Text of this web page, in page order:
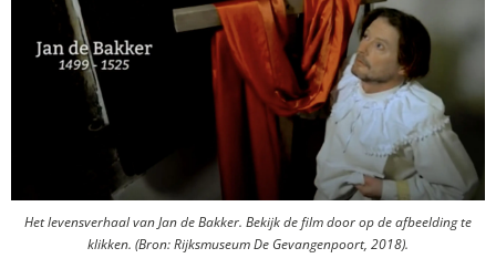
Het levensverhaal van Jan de Bakker. Bekijk de film door op de afbeelding te
klikken. (Bron: Rijksmuseum De Gevangenpoort, 2018).